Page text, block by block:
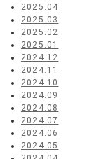
2025.04
2025.03
2025.02
2025.01
2024.12
2024.11
2024.10
2024.09
2024.08
2024.07
2024.06
2024.05